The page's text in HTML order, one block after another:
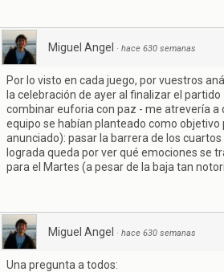
Miguel Angel · hace 630 semanas
Por lo visto en cada juego, por vuestros
la celebración de ayer al finalizar el
combinar euforia con paz - me atrevería a
equipo se habían planteado como objetivo
anunciado): pasar la barrera de los
lograda queda por ver qué emociones se
para el Martes (a pesar de la baja tan
Miguel Angel · hace 630 semanas
Una pregunta a todos: